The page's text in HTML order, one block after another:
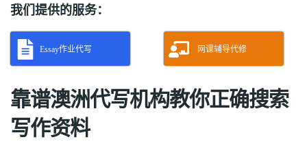
我们提供的服务：
Essay作业代写 网课辅导代修
靠谱澳洲代写机构教你正确搜索
写作资料